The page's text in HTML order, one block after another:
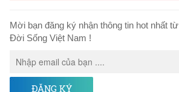
Mời bạn đăng ký nhận thông tin hot nhất từ
Đời Sống Việt Nam !
ĐĂNG KÝ